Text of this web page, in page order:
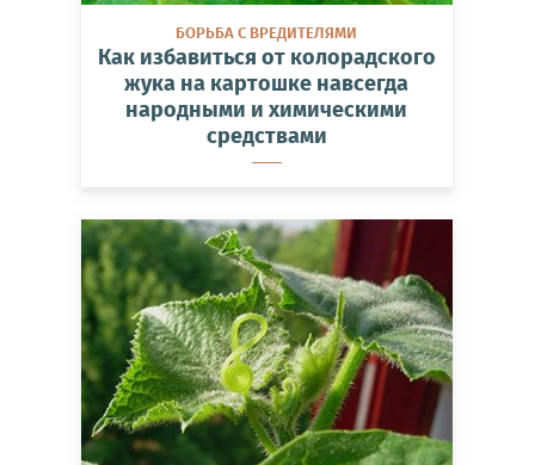
БОРЬБА С ВРЕДИТЕЛЯМИ
Как избавиться от колорадского
жука на картошке навсегда
народными и химическими
средствами